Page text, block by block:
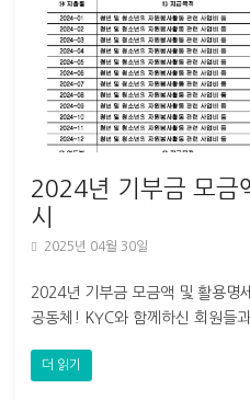
2024년 기부금 모금
시
2025년 04월 30일
2024년 기부금 모금액 및 활용명
공동체! KYC와 함께하신 회원들
더 읽기